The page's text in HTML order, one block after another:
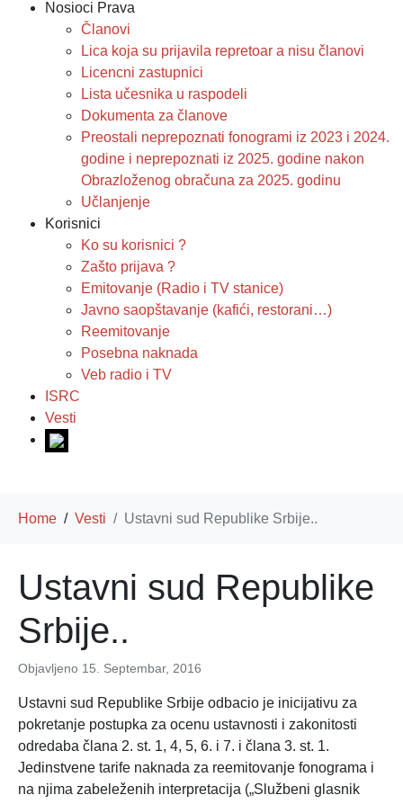
Nosioci Prava
Članovi
Lica koja su prijavila repretoar a nisu članovi
Licencni zastupnici
Lista učesnika u raspodeli
Dokumenta za članove
Preostali neprepoznati fonogrami iz 2023 i 2024.
godine i neprepoznati iz 2025. godine nakon
Obrazloženog obračuna za 2025. godinu
Učlanjenje
Korisnici
Ko su korisnici ?
Zašto prijava ?
Emitovanje (Radio i TV stanice)
Javno saopštavanje (kafići, restorani…)
Reemitovanje
Posebna naknada
Veb radio i TV
ISRC
Vesti
Home Vesti Ustavni sud Republike Srbije..
Ustavni sud Republike
Srbije..
Objavljeno 15. Septembar, 2016
Ustavni sud Republike Srbije odbacio je inicijativu za
pokretanje postupka za ocenu ustavnosti i zakonitosti
odredaba člana 2. st. 1, 4, 5, 6. i 7. i člana 3. st. 1.
Jedinstvene tarife naknada za reemitovanje fonograma i
na njima zabeleženih interpretacija („Službeni glasnik